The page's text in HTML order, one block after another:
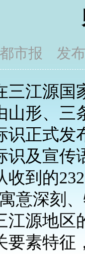
都市报 发
江源国
山形、三
识正式发
识及宣传
收到的
深刻、
江源地区
要素特征